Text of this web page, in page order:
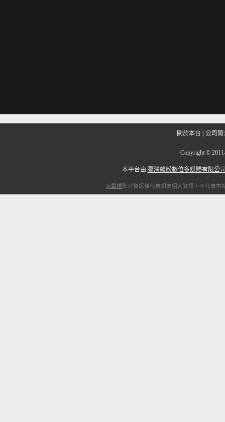
關於本台 公司簡
Copyright ©
本平台由 臺灣繽紛數位多媒體有限公
ip電視影片資訊僅代表網友個人資訊，不代表本